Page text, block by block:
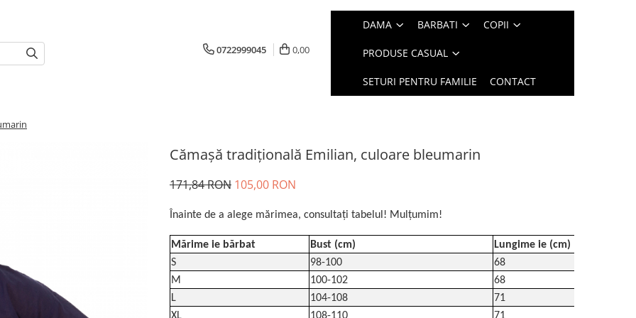
0722999045 0,00
DAMA BARBATI COPII
PRODUSE CASUAL
SETURI PENTRU FAMILIE CONTACT
Cămașă tradițională Emilian, culoare bleumarin
171,84 RON 105,00 RON
Înainte de a alege mărimea, consultați tabelul! Mulțumim!
Mărime ie bărbat Bust (cm)
Lungime ie (cm)
S
98-100
68
M
100-102
68
L
104-108
71